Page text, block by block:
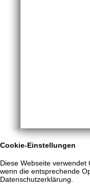
Cookie-Einstellungen
Diese Webseite
wenn die entsprechende
Datenschutzerklärung.